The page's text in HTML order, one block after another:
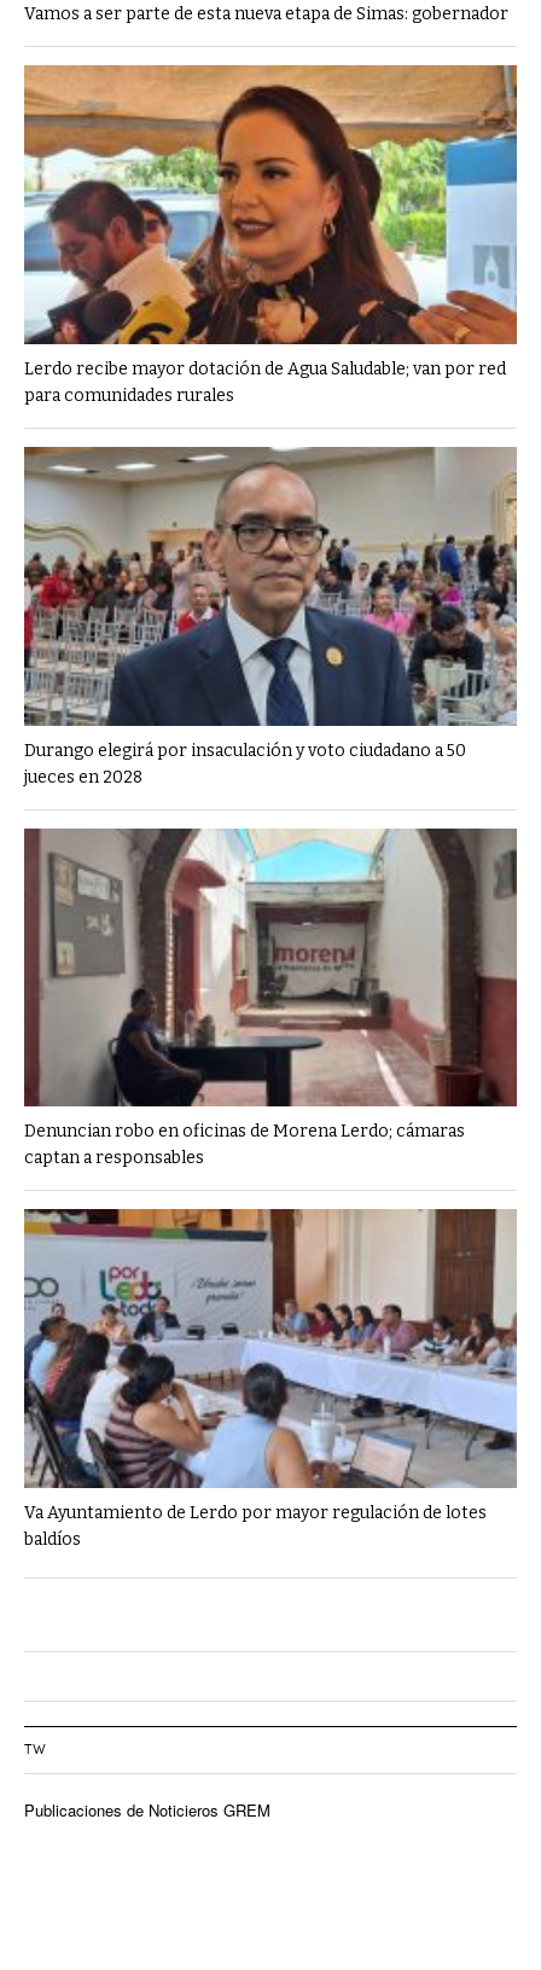
Vamos a ser parte de esta nueva etapa de Simas: gobernador
Lerdo recibe mayor dotación de Agua Saludable; van por red
para comunidades rurales
Durango elegirá por insaculación y voto ciudadano a 50
jueces en 2028
Denuncian robo en oficinas de Morena Lerdo; cámaras
captan a responsables
Va Ayuntamiento de Lerdo por mayor regulación de lotes
baldíos
TW
Publicaciones de Noticieros GREM